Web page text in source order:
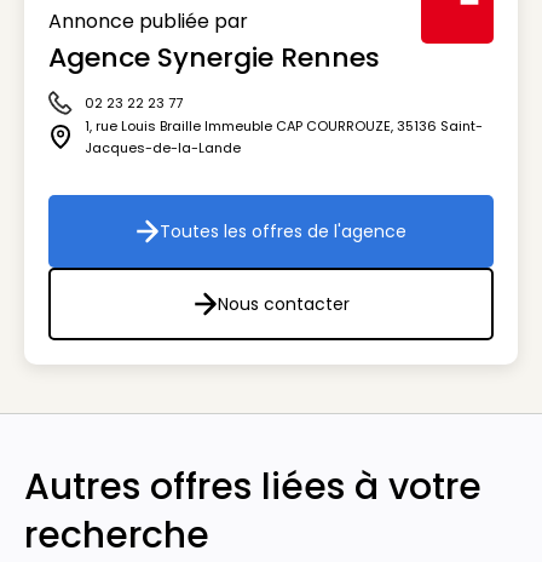
Annonce publiée par
Agence Synergie Rennes
Icône téléphone
02 23 22 23 77
Icône adresse
1, rue Louis Braille Immeuble CAP COURROUZE,35136 Saint-
Jacques-de-la-Lande
Toutes les offres de l'agence
Toutes les offres de l'agence
Nous contacter
Nous contacter
Autres offres liées à votre
recherche